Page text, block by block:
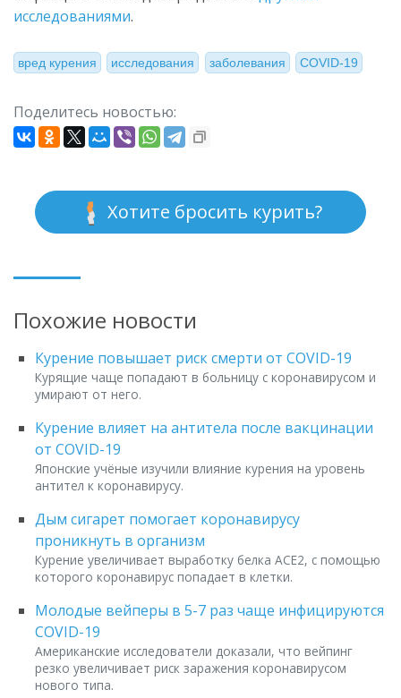
исследованиями.
вред курения исследования заболевания COVID-19
Поделитесь новостью:
Хотите бросить курить?
Похожие новости
Курение повышает риск смерти от COVID-19
Курящие чаще попадают в больницу с коронавирусом и
умирают от него.
Курение влияет на антитела после вакцинации
от COVID-19
Японские учёные изучили влияние курения на уровень
антител к коронавирусу.
Дым сигарет помогает коронавирусу
проникнуть в организм
Курение увеличивает выработку белка ACE2, с помощью
которого коронавирус попадает в клетки.
Молодые вейперы в 5-7 раз чаще инфицируются
COVID-19
Американские исследователи доказали, что вейпинг
резко увеличивает риск заражения коронавирусом
нового типа.